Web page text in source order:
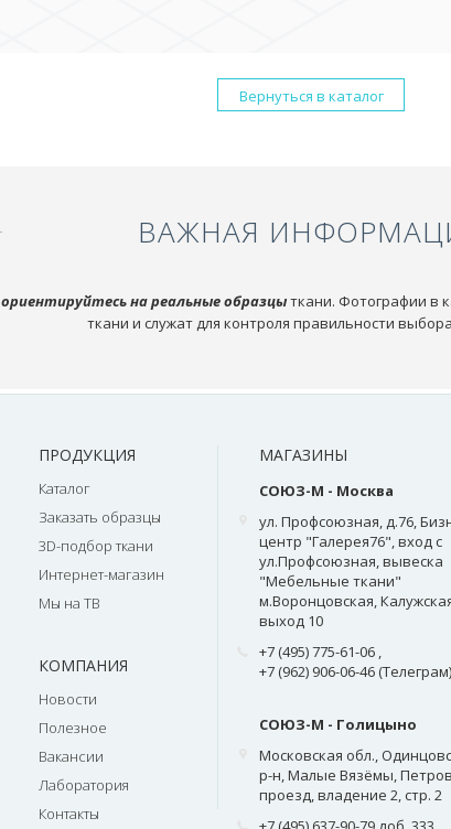
Вернуться в каталог
ВАЖНАЯ
ориентируйтесь на реальные образцыткани. Фотографии в
ткани и служат для контроля правильности
ПРОДУКЦИЯ
Каталог
Заказать образцы
3D-подбор ткани
Интернет-магазин
Мы на ТВ
КОМПАНИЯ
Новости
Полезное
Вакансии
Лаборатория
Контакты
МАГАЗИНЫ
СОЮЗ-М - Москва
ул. Профсоюзная, д.76,
центр "Галерея76", вход с
ул.Профсоюзная, вывеска
"Мебельные ткани"
м.Воронцовская,
выход 10
+7 (495) 775-61-06 ,
+7 (962) 906-06-46 (Телеграм)
СОЮЗ-М - Голицыно
Московская обл.,
р-н, Малые Вязёмы,
проезд, владение 2, стр. 2